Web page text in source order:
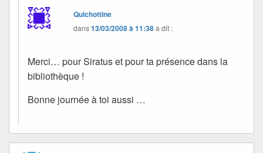
Quichottine
dans13/03/2008 à 11:38a dit :
Merci… pour Siratus et pour ta présence dans la
bibliothèque !
Bonne journée à toi aussi …